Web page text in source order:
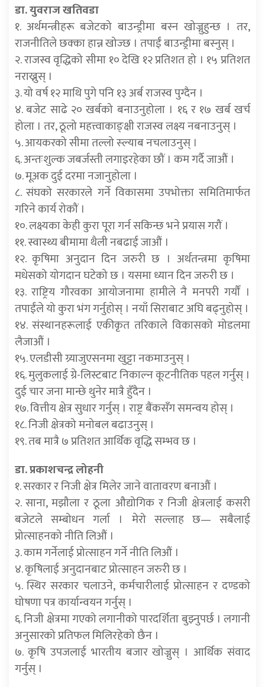
डा. युवराज खतिवडा
१. अर्थमन्त्रीहरू बजेटको बाउन्ड्रीमा बस्न खोज्नुहुन्छ । तर,
राजनीतिले छक्का हान्न खोज्छ । तपाईं बाउन्ड्रीमा बस्नुस् ।
२. राजस्व वृद्धिको सीमा १० देखि १२ प्रतिशत हो । १५ प्रतिशत
नराख्नुस् ।
३. यो वर्ष १२ माथि पुगे पनि १३ अर्ब राजस्व पुग्दैन ।
४. बजेट साढे २० खर्बको बनाउनुहोला । १६ र १७ खर्ब खर्च
होला । तर, ठूलो महत्त्वाकाङ्क्षी राजस्व लक्ष्य नबनाउनुस् ।
५. आयकरको सीमा तल्लो स्ल्याब नचलाउनुस् ।
६. अन्तःशुल्क जबर्जस्ती लगाइरहेका छौं । कम गर्दै जाऔं ।
७. मूअक दुई दरमा नजानुहोला ।
८. संघको सरकारले गर्ने विकासमा उपभोक्ता समितिमार्फत
गरिने कार्य रोकौं ।
१०. लक्ष्यका केही कुरा पूरा गर्न सकिन्छ भने प्रयास गरौं ।
११. स्वास्थ्य बीमामा थैली नबढाई जाऔं ।
१२. कृषिमा अनुदान दिन जरुरी छ । अर्थतन्त्रमा कृषिमा
मधेसको योगदान घटेको छ । यसमा ध्यान दिन जरुरी छ ।
१३. राष्ट्रिय गौरवका आयोजनामा हामीले नै मनपरी गर्यौं ।
तपाईंले यो कुरा भंग गर्नुहोस् । नयाँ सिराबाट अघि बढ्नुहोस् ।
१४. संस्थानहरूलाई एकीकृत तरिकाले विकासको मोडलमा
लैजाऔं ।
१५. एलडीसी ग्र्याजुएसनमा खुट्टा नकमाउनुस् ।
१६. मुलुकलाई ग्रे-लिस्टबाट निकाल्न कूटनीतिक पहल गर्नुस् ।
दुई चार जना मान्छे थुनेर मात्रै हुँदैन ।
१७. वित्तीय क्षेत्र सुधार गर्नुस् । राष्ट्र बैंकसँग समन्वय होस् ।
१८. निजी क्षेत्रको मनोबल बढाउनुस् ।
१९. तब मात्रै ७ प्रतिशत आर्थिक वृद्धि सम्भव छ ।
डा. प्रकाशचन्द्र लोहनी
१. सरकार र निजी क्षेत्र मिलेर जाने वातावरण बनाऔं ।
२. साना, मझौला र ठूला औद्योगिक र निजी क्षेत्रलाई कसरी
बजेटले सम्बोधन गर्ला । मेरो सल्लाह छ— सबैलाई
प्रोत्साहनको नीति लिऔं ।
३. काम गर्नेलाई प्रोत्साहन गर्ने नीति लिऔं ।
४. कृषिलाई अनुदानबाट प्रोत्साहन जरुरी छ ।
५. स्थिर सरकार चलाउने, कर्मचारीलाई प्रोत्साहन र दण्डको
घोषणा पत्र कार्यान्वयन गर्नुस् ।
६. निजी क्षेत्रमा गएको लगानीको पारदर्शिता बुझ्नुपर्छ । लगानी
अनुसारको प्रतिफल मिलिरहेको छैन ।
७. कृषि उपजलाई भारतीय बजार खोज्नुस् । आर्थिक संवाद
गर्नुस् ।